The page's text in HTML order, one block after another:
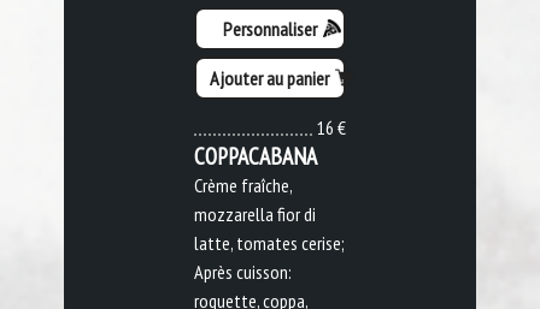
Personnaliser
Ajouter au panier
16 €
COPPACABANA
Crème fraîche,
mozzarella fior di
latte, tomates cerise;
Après cuisson:
roquette, coppa,